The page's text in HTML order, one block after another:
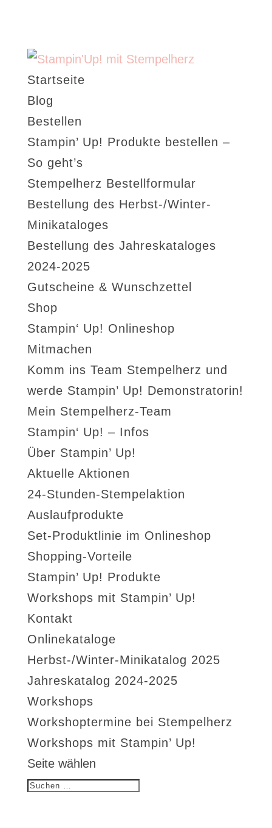
Startseite
Blog
Bestellen
Stampin’ Up! Produkte bestellen –
So geht’s
Stempelherz Bestellformular
Bestellung des Herbst-/Winter-
Minikataloges
Bestellung des Jahreskataloges
2024-2025
Gutscheine & Wunschzettel
Shop
Stampin‘ Up! Onlineshop
Mitmachen
Komm ins Team Stempelherz und
werde Stampin’ Up! Demonstratorin!
Mein Stempelherz-Team
Stampin‘ Up! – Infos
Über Stampin’ Up!
Aktuelle Aktionen
24-Stunden-Stempelaktion
Auslaufprodukte
Set-Produktlinie im Onlineshop
Shopping-Vorteile
Stampin’ Up! Produkte
Workshops mit Stampin’ Up!
Kontakt
Onlinekataloge
Herbst-/Winter-Minikatalog 2025
Jahreskatalog 2024-2025
Workshops
Workshoptermine bei Stempelherz
Workshops mit Stampin’ Up!
Seite wählen